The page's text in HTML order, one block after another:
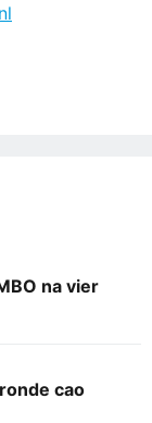
na vier
cao